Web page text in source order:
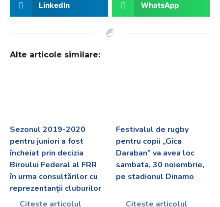
LinkedIn WhatsApp
Alte articole similare:
Sezonul 2019-2020
pentru juniori a fost
încheiat prin decizia
Biroului Federal al FRR
în urma consultărilor cu
reprezentanții cluburilor
Citește articolul
Festivalul de rugby
pentru copii „Gica
Daraban” va avea loc
sambata, 30 noiembrie,
pe stadionul Dinamo
Citește articolul